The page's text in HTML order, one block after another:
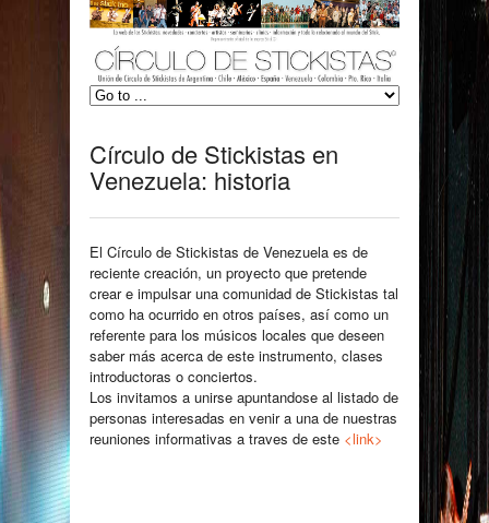
Círculo de Stickistas en
Venezuela: historia
El Círculo de Stickistas de Venezuela es de
reciente creación, un proyecto que pretende
crear e impulsar una comunidad de Stickistas tal
como ha ocurrido en otros países, así como un
referente para los músicos locales que deseen
saber más acerca de este instrumento, clases
introductoras o conciertos.
Los invitamos a unirse apuntandose al listado de
personas interesadas en venir a una de nuestras
reuniones informativas a traves de este <link>